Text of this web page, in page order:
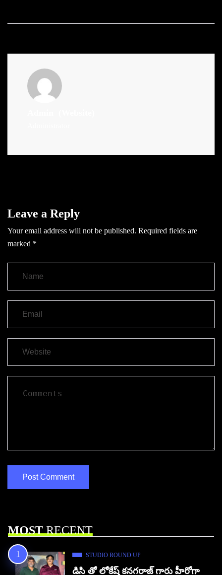
Leave a Reply
Your email address will not be published. Required fields are
marked *
MOSTRECENT
STUDIO ROUND UP
డిసి తో లోకేష్ కనగరాజ్ గారు హీరోగా